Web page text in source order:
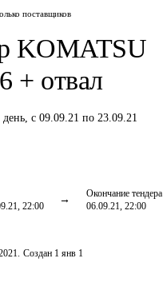
поставщиков
KOMATSU
+ отвал
день,с 09.09.21 по 23.09.21
22:00
Окончание тендера
06.09.21, 22:00
. Создан 1 янв 1